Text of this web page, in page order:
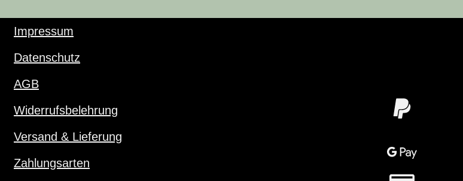
Impressum
Datenschutz
AGB
Widerrufsbelehrung
Versand & Lieferung
Zahlungsarten